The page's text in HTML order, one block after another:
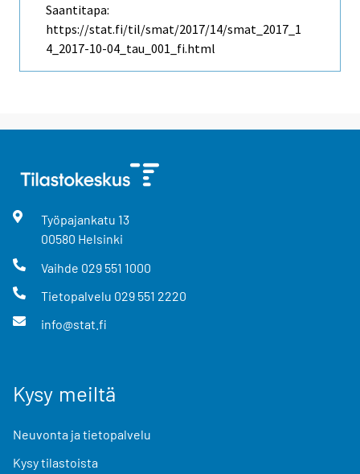
Saantitapa:
https://stat.fi/til/smat/2017/14/smat_2017_1
4_2017-10-04_tau_001_fi.html
Työpajankatu 13
00580 Helsinki
Vaihde 029 551 1000
Tietopalvelu 029 551 2220
info@stat.fi
Kysy meiltä
Neuvonta ja tietopalvelu
Kysy tilastoista